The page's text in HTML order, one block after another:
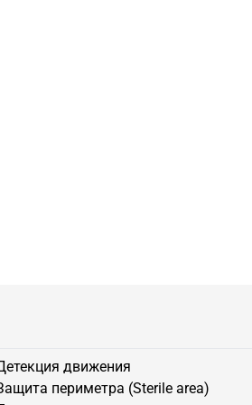
движения
периметра (Sterile area)